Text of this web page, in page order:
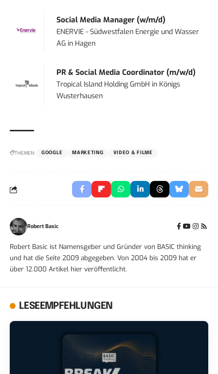
Social Media Manager (w/m/d)
ENERVIE - Südwestfalen Energie und Wasser
AG in Hagen
PR & Social Media Coordinator (m/w/d)
Tropical Island Holding GmbH in Königs
Wusterhausen
THEMEN: GOOGLE MARKETING VIDEO & FILME
Robert Basic
Robert Basic ist Namensgeber und Gründer von BASIC thinking
und hat die Seite 2009 abgegeben. Von 2004 bis 2009 hat er
über 12.000 Artikel hier veröffentlicht.
LESEEMPFEHLUNGEN